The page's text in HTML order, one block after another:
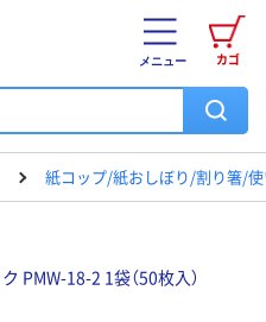
カゴ
メニュー
紙コップ/紙おしぼり/割り箸/
PMW-18-2 1袋（50枚入）